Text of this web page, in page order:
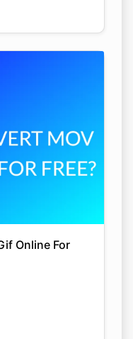
Online For